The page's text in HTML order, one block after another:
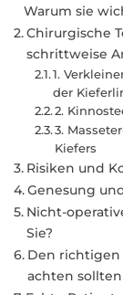
Warum sie
Chirurgische
schrittweise
1.
der
2.
3.
Kiefers
Risiken und
Genesung
Nicht-
Sie?
Den richtigen
achten sollten